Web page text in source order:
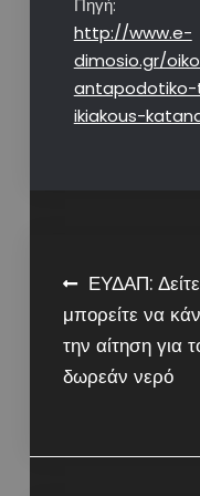
Πηγή:
http://www.e-
dimosio.gr/
ikiakous-
Post
ΕΥΔΑΠ:
μπορείτε να
την αίτηση για
δωρεάν νερό